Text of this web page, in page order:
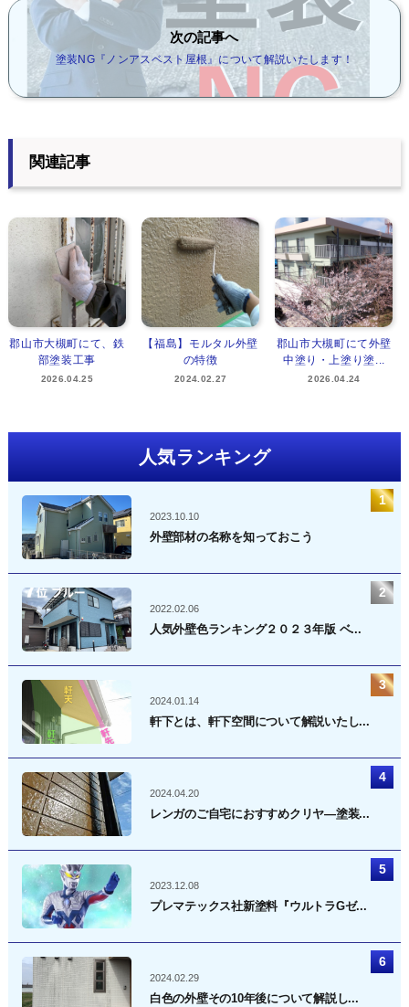
次の記事へ
塗装NG『ノンアスベスト屋根』について解説いたします！
関連記事
郡山市大槻町にて、鉄
部塗装工事
2026.04.25
【福島】モルタル外壁
の特徴
2024.02.27
郡山市大槻町にて外壁
中塗り・上塗り塗...
2026.04.24
人気ランキング
2023.10.10
外壁部材の名称を知っておこう
2022.02.06
人気外壁色ランキング２０２３年版 ベ...
2024.01.14
軒下とは、軒下空間について解説いたし...
2024.04.20
レンガのご自宅におすすめクリヤ―塗装...
2023.12.08
プレマテックス社新塗料『ウルトラGゼ...
2024.02.29
白色の外壁その10年後について解説し...